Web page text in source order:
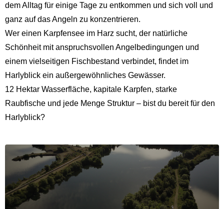
dem Alltag für einige Tage zu entkommen und sich voll und
ganz auf das Angeln zu konzentrieren.
Wer einen Karpfensee im Harz sucht, der natürliche
Schönheit mit anspruchsvollen Angelbedingungen und
einem vielseitigen Fischbestand verbindet, findet im
Harlyblick ein außergewöhnliches Gewässer.
12 Hektar Wasserfläche, kapitale Karpfen, starke
Raubfische und jede Menge Struktur – bist du bereit für den
Harlyblick?